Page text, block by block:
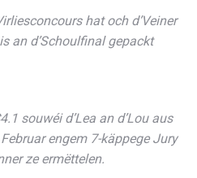
hat och d’Veiner
an d’Schoulfinal gepackt
souwéi d’Lea an d’Lou aus
engem 7-käppege Jury
ze ermëttelen.